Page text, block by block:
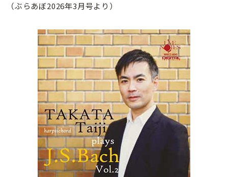
（ぶらあぼ2026年3月号より）